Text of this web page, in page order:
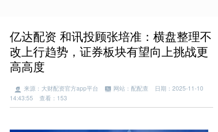
亿达配资 和讯投顾张培准：横盘整理不
改上行趋势，证券板块有望向上挑战更
高高度
来源：大财配资官方app平台 网站：配配查
日期：2025-11-10
14:43:55
查看：153